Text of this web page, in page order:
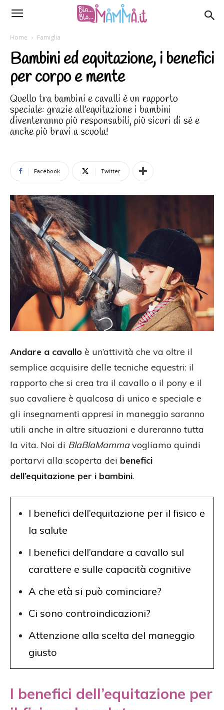
Home Famiglia
Bambini ed equitazione, i benefici
per corpo e mente
Quello tra bambini e cavalli è un rapporto
speciale: grazie all'equitazione i bambini
diventeranno più responsabili, più sicuri di sé e
anche più bravi a scuola!
Facebook Twitter
Andare a cavallo è un’attività che va oltre il
semplice acquisire delle tecniche equestri: il
rapporto che si crea tra il cavallo o il pony e il
suo cavaliere è qualcosa di unico e speciale e
gli insegnamenti appresi in maneggio saranno
utili anche in altre situazioni e dureranno tutta
la vita. Noi di BlaBlaMammavogliamo quindi
portarvi alla scoperta dei benefici
dell’equitazione per i bambini.
I benefici dell’equitazione per il fisico e
la salute
I benefici dell’andare a cavallo sul
carattere e sulle capacità cognitive
A che età si può cominciare?
Ci sono controindicazioni?
Attenzione alla scelta del maneggio
giusto
I benefici dell’equitazione per